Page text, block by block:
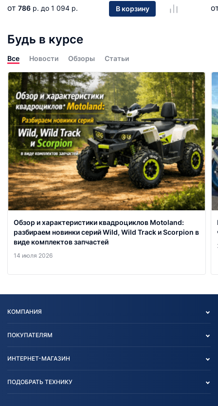
от 786 р. до 1 094 р. В корзину
Будь в курсе
Все Новости Обзоры Статьи
Обзор и характеристики квадроциклов Motoland:
разбираем новинки серий Wild, Wild Track и Scorpion в
виде комплектов запчастей
14 июля 2026
КОМПАНИЯ
Блог
ПОКУПАТЕЛЯМ
Согласие на обработку
ИНТЕРНЕТ-МАГАЗИН
Агротехника
ПОДОБРАТЬ ТЕХНИКУ